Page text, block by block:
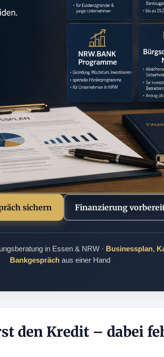
sichern Finanzierung
in Essen & NRW · Businessplan,
Bankgespräch aus einer Hand
den Kredit – dabei